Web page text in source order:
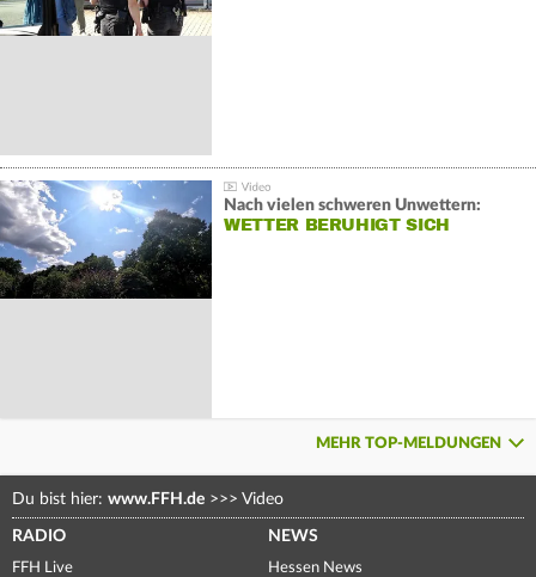
Nach vielen schweren Unwettern:
WETTER BERUHIGT SICH
MEHR TOP-MELDUNGEN
Du bist hier: www.FFH.de >>> Video
RADIO
FFH Live
NEWS
Hessen News